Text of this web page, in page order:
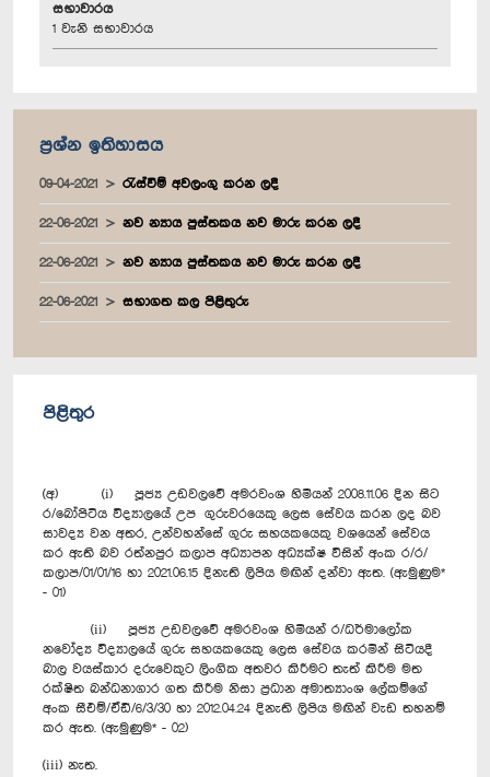
සභාවාරය
1 වැනි සභාවාරය
ප්‍රශ්න ඉතිහාසය
09-04-2021 රැස්වීම් අවලංගු කරන ලදී
22-06-2021 නව න්‍යාය පුස්තකය නව මාරු කරන ලදී
22-06-2021 නව න්‍යාය පුස්තකය නව මාරු කරන ලදී
22-06-2021 සභාගත කල පිළිතුරු
පිළිතුර
(අ) (i) පූජ්‍ය උඩවලවේ අමරවංශ හිමියන් 2008.11.06 දින සිට
ර/බෝපිටිය විද්‍යාලයේ උප ගුරුවරයෙකු ලෙස ‍සේවය කරන ලද බව
සාවද්‍ය වන අතර, උන්වහන්සේ ගුරු සහයකයෙකු වශයෙන් සේවය
කර ඇති බව රත්නපුර කලාප අධ්‍යාපන අධ්‍යක්ෂ විසින් අංක ර/ර/
කලාප/01/01/16 හා 2021.06.15 දිනැති ලිපිය මඟින් දන්වා ඇත. (ඇමුණුම*
- 01)
(ii) පූජ්‍ය උඩවලවේ අමරවංශ හිමියන් ර/ධර්මාලෝක
නවෝද්‍ය විද්‍යාලයේ ගුරු සහයකයෙකු ලෙස සේවය කරමින් සිටියදී
බාල වයස්කාර දරුවෙකුට ලිංගික අතවර කිරීමට තැත් කිරීම මත
රක්ෂිත බන්ධනාගාර ගත කිරීම නිසා ප්‍රධාන අමාත්‍යාංශ ලේකම්ගේ
අංක සීඑම්/ඒඩී/6/3/30 හා 2012.04.24 දිනැති ලිපිය මඟින් වැඩ තහනම්
කර ඇත. (ඇමුණුම* - 02)
(iii) නැත.